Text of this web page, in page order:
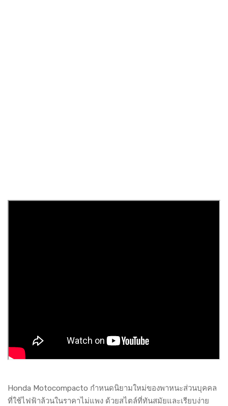
Honda Motocompacto กำหนดนิยามใหม่ของพาหนะส่วนบุคคล
ที่ใช้ไฟฟ้าล้วนในราคาไม่แพง ด้วยสไตล์ที่ทันสมัยและเรียบง่าย